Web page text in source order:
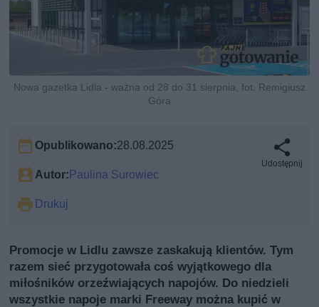
Nowa gazetka Lidla - ważna od 28 do 31 sierpnia, fot. Remigiusz
Góra
Opublikowano:28.08.2025
Autor:Paulina Surowiec
Drukuj
Udostępnij
Promocje w Lidlu zawsze zaskakują klientów. Tym
razem sieć przygotowała coś wyjątkowego dla
miłośników orzeźwiających napojów. Do niedzieli
wszystkie napoje marki Freeway można kupić w